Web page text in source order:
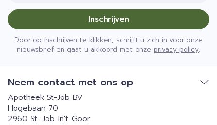
Inschrijven
Door op inschrijven te klikken, schrijft u zich in voor onze
nieuwsbrief en gaat u akkoord met onze privacy policy.
Neem contact met ons op
Apotheek St-Job BV
Hogebaan 70
2960 St.-Job-In't-Goor